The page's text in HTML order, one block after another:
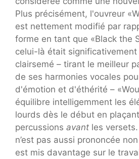
Plus précisément, l'ouvreur
est nettement modifié par
forme en tant que «Black the
celui-là était
clairsemé – tirant le meilleur
de ses harmonies vocales
d'émotion et d'éthérité –
équilibre intelligemment les
lourds dès le début en
percussions avant les versets.
n’est pas aussi prononcée
est mis davantage sur le